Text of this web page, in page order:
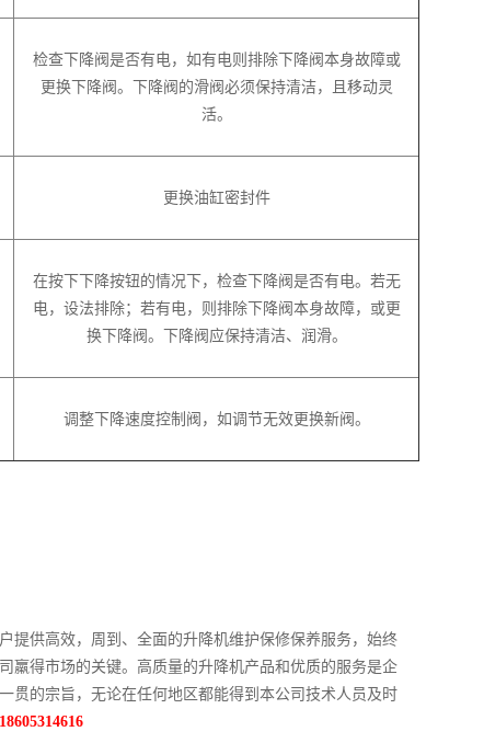
检查下降阀是否有电，如有电则排除下降阀本身故障或
更换下降阀。下降阀的滑阀必须保持清洁，且移动灵
活。
更换油缸密封件
在按下下降按钮的情况下，检查下降阀是否有电。若无
电，设法排除；若有电，则排除下降阀本身故障，或更
换下降阀。下降阀应保持清洁、润滑。
调整下降速度控制阀，如调节无效更换新阀。
提供高效，周到、全面的升降机维护保修保养服务，始终
羸得市场的关键。高质量的升降机产品和优质的服务是企
贯的宗旨，无论在任何地区都能得到本公司技术人员及时